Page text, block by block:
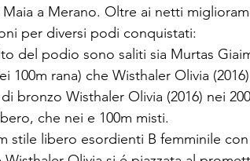
a Merano. Oltre ai netti
per diversi podi conquistati:
del podio sono saliti sia Murtas
100m rana) che Wisthaler Olivia
bronzo Wisthaler Olivia (2016) nei
che nei e 100m misti.
stile libero esordienti B femminile